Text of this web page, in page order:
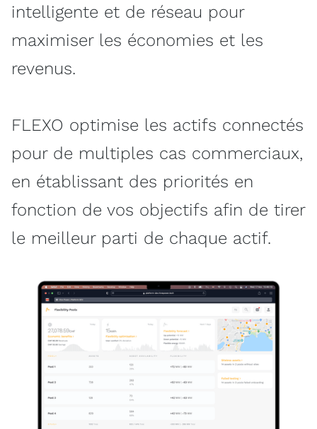
intelligente et de réseau pour
maximiser les économies et les
revenus.
FLEXO optimise les actifs connectés
pour de multiples cas commerciaux,
en établissant des priorités en
fonction de vos objectifs afin de tirer
le meilleur parti de chaque actif.